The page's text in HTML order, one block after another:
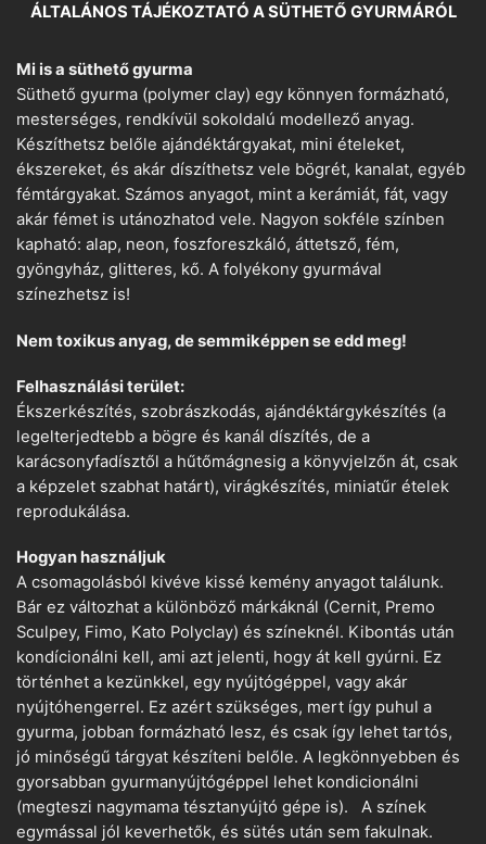
ÁLTALÁNOS TÁJÉKOZTATÓ A SÜTHETŐ GYURMÁRÓL
Mi is a süthető gyurma
Süthető gyurma (polymer clay) egy könnyen formázható,
mesterséges, rendkívül sokoldalú modellező anyag.
Készíthetsz belőle ajándéktárgyakat, mini ételeket,
ékszereket, és akár díszíthetsz vele bögrét, kanalat, egyéb
fémtárgyakat. Számos anyagot, mint a kerámiát, fát, vagy
akár fémet is utánozhatod vele. Nagyon sokféle színben
kapható: alap, neon, foszforeszkáló, áttetsző, fém,
gyöngyház, glitteres, kő. A folyékony gyurmával
színezhetsz is!
Nem toxikus anyag, de semmiképpen se edd meg!
Felhasználási terület:
Ékszerkészítés, szobrászkodás, ajándéktárgykészítés (a
legelterjedtebb a bögre és kanál díszítés, de a
karácsonyfadísztől a hűtőmágnesig a könyvjelzőn át, csak
a képzelet szabhat határt), virágkészítés, miniatűr ételek
reprodukálása.
Hogyan használjuk
A csomagolásból kivéve kissé kemény anyagot találunk.
Bár ez változhat a különböző márkáknál (Cernit, Premo
Sculpey, Fimo, Kato Polyclay) és színeknél. Kibontás után
kondícionálni kell, ami azt jelenti, hogy át kell gyúrni. Ez
történhet a kezünkkel, egy nyújtógéppel, vagy akár
nyújtóhengerrel. Ez azért szükséges, mert így puhul a
gyurma, jobban formázható lesz, és csak így lehet tartós,
jó minőségű tárgyat készíteni belőle. A legkönnyebben és
gyorsabban gyurmanyújtógéppel lehet kondicionálni
(megteszi nagymama tésztanyújtó gépe is). A színek
egymással jól keverhetők, és sütés után sem fakulnak.